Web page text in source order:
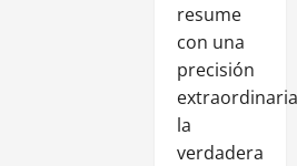
resume
con una
precisión
la
verdadera